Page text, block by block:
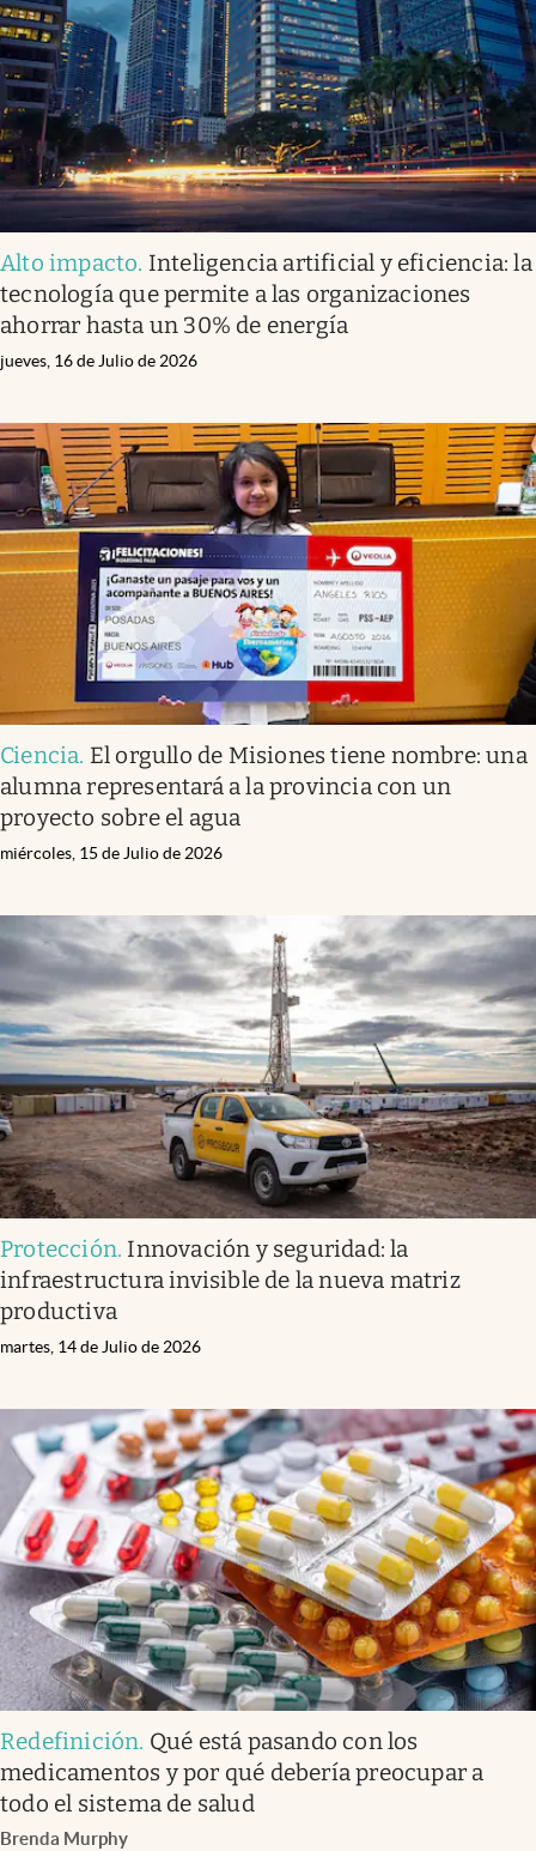
Alto impacto. Inteligencia artificial y eficiencia: la
tecnología que permite a las organizaciones
ahorrar hasta un 30% de energía
jueves, 16 de Julio de 2026
Ciencia. El orgullo de Misiones tiene nombre: una
alumna representará a la provincia con un
proyecto sobre el agua
miércoles, 15 de Julio de 2026
Protección. Innovación y seguridad: la
infraestructura invisible de la nueva matriz
productiva
martes, 14 de Julio de 2026
Redefinición. Qué está pasando con los
medicamentos y por qué debería preocupar a
todo el sistema de salud
Brenda Murphy